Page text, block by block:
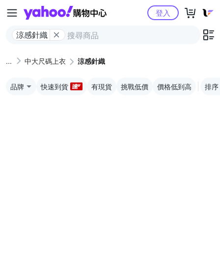
Yahoo購物中心
涼感針織
登入
中大尺碼上衣 涼感針織
品牌 快速到貨 有現貨 挑戰低價 價格低到高 排序